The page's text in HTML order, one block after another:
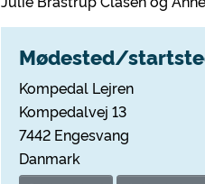
Mødested/
Kompedal Lejren
Kompedalvej 13
7442 Engesvang
Danmark